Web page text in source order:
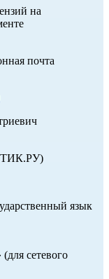
на
почта
язык
сетевого